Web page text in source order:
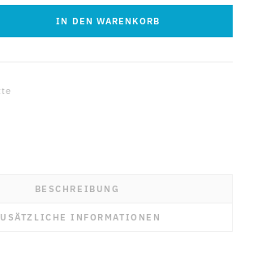
IN DEN WARENKORB
BESCHREIBUNG
INFORMATIONEN